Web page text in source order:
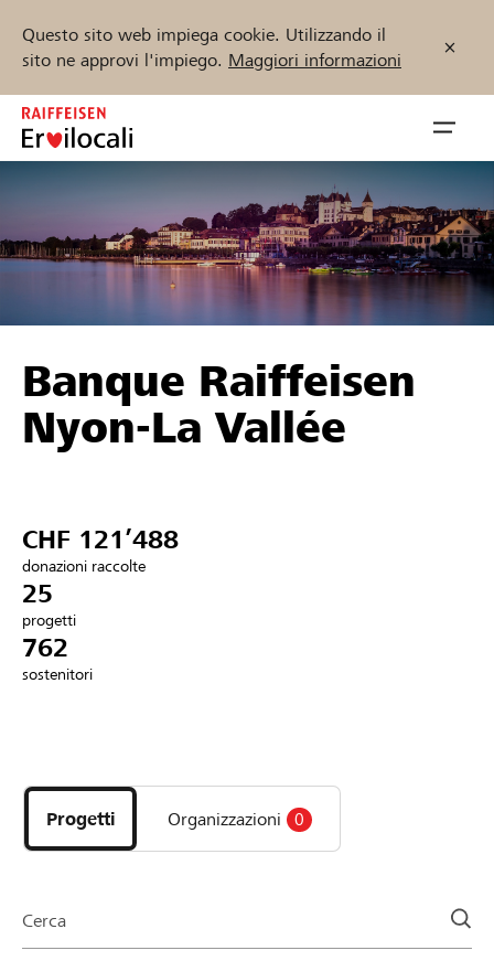
Questo sito web impiega cookie. Utilizzando il
sito ne approvi l'impiego. Maggiori informazioni
Zum
Inhalt
springen
öffnen
Sostenere
Aiuto & supporto
Collegarsi
Trova progetti e organizzazioni
Inizia ora
DE FR IT
Banque Raiffeisen
Nyon-La Vallée
CHF 121’488
donazioni raccolte
25
progetti
762
sostenitori
i
progetti
e
della
Progetti Organizzazioni 0
Cerca